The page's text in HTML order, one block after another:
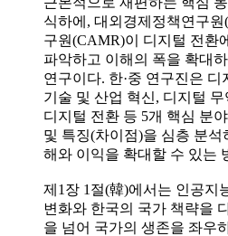
식하에, 대외경제정책연구
구원(CAMR)이 디지털 전환
파악하고 이해의 폭을 확대
연구이다. 한·중 연구진은
기술 및 산업 혁신, 디지털
디지털 전환 등 5개 핵심 분
및 특징(차이점)을 심층 분석
해와 이익을 확대할 수 있는
제1장 1절(韓)에서는 인공지
변화와 한국의 국가 책략을
을 넘어 국가의 생존을 좌우